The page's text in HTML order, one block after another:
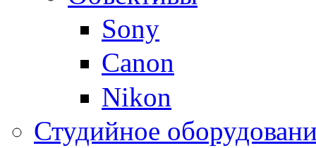
Sony
Canon
Nikon
Студийное